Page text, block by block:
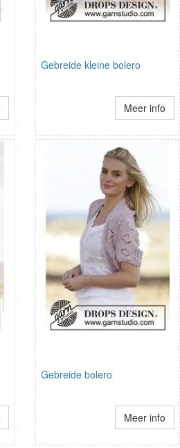
Gebreide kleine bolero
Meer info
Gebreide bolero
Meer info